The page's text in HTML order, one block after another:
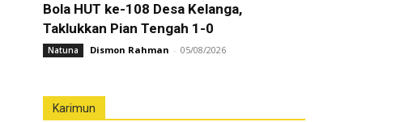
Bola HUT ke-108 Desa Kelanga,
Taklukkan Pian Tengah 1-0
Natuna Dismon Rahman - 05/08/2026
Karimun